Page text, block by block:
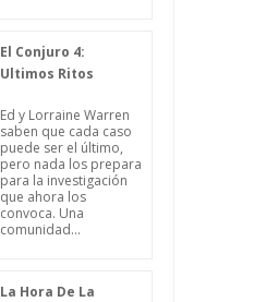
El Conjuro 4:
Ultimos Ritos
Ed y Lorraine Warren
saben que cada caso
puede ser el último,
pero nada los prepara
para la investigación
que ahora los
convoca. Una
comunidad...
La Hora De La